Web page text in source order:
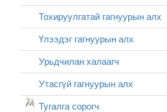
Тохируулгатай гагнуурын алх
Үлээдэг гагнуурын алх
Урьдчилан халаагч
Утасгүй гагнуурын алх
Тугалга сорогч